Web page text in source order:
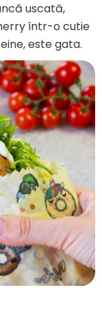
uscată,
într-o cutie
este gata.